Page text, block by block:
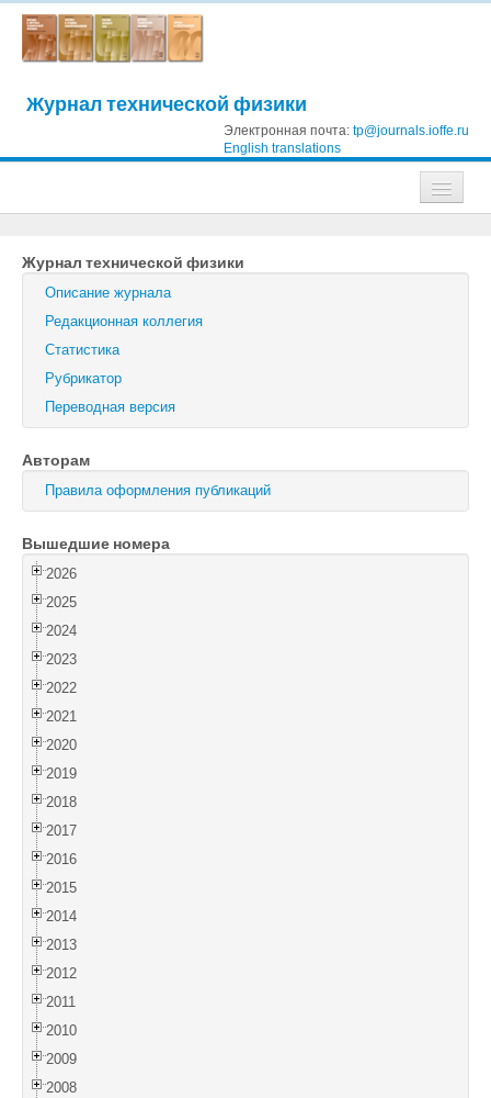
Журнал технической физики
Электронная почта: tp@journals.ioffe.ru
English translations
Журнал технической физики
Письма в Журнал технической физики
Физика твердого тела
Поиск
Журнал технической физики
Описание журнала
Редакционная коллегия
Статистика
Рубрикатор
Переводная версия
Авторам
Правила оформления публикаций
Вышедшие номера
2026
2025
2024
2023
2022
2021
2020
2019
2018
2017
2016
2015
2014
2013
2012
2011
2010
2009
2008